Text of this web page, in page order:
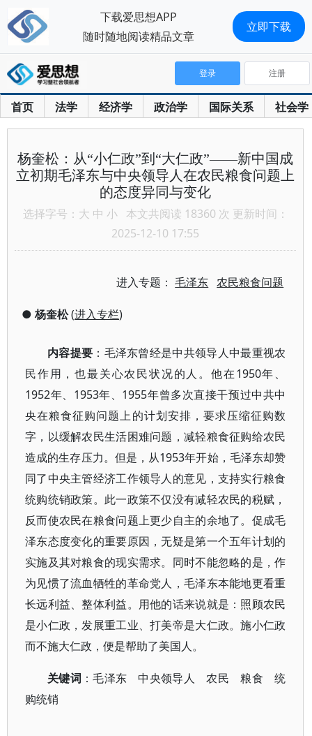
首页 法学 经济学 政治学 国际关系 社会学
登录 注册
杨奎松：从“小仁政”到“大仁政”——新中国成
立初期毛泽东与中央领导人在农民粮食问题上
的态度异同与变化
选择字号： 大 中 小 本文共阅读 18360 次 更新时间：
2025-12-10 17:55
进入专题：毛泽东 农民粮食问题
● 杨奎松(进入专栏)
内容提要 ：毛泽东曾经是中共领导人中最重视农
民作用，也最关心农民状况的人。他在1950年、
1952年、1953年、1955年曾多次直接干预过中共中
央在粮食征购问题上的计划安排，要求压缩征购数
字，以缓解农民生活困难问题，减轻粮食征购给农民
造成的生存压力。但是，从1953年开始，毛泽东却赞
同了中央主管经济工作领导人的意见，支持实行粮食
统购统销政策。此一政策不仅没有减轻农民的税赋，
反而使农民在粮食问题上更少自主的余地了。促成毛
泽东态度变化的重要原因，无疑是第一个五年计划的
实施及其对粮食的现实需求。同时不能忽略的是，作
为见惯了流血牺牲的革命党人，毛泽东本能地更看重
长远利益、整体利益。用他的话来说就是：照顾农民
是小仁政，发展重工业、打美帝是大仁政。施小仁政
而不施大仁政，便是帮助了美国人。
关键词 ：毛泽东 中央领导人 农民 粮食 统
购统销
下载爱思想APP
随时随地阅读精品文章
立即下载